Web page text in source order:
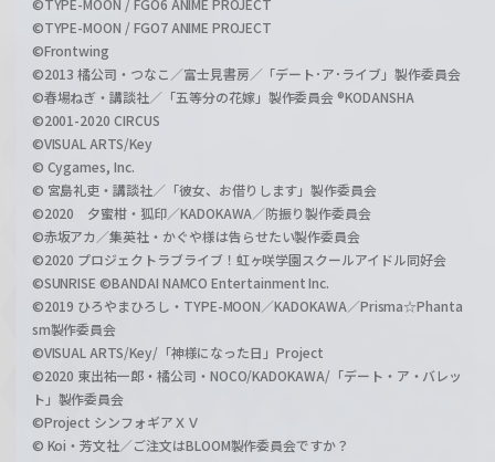
©TYPE-MOON / FGO7 ANIME PROJECT
©Frontwing
©2013 橘公司・つなこ／富士見書房／「デート･ア･ライブ」製作委員会
©春場ねぎ・講談社／「五等分の花嫁」製作委員会 ®KODANSHA
©2001-2020 CIRCUS
©VISUAL ARTS/Key
© Cygames, Inc.
© 宮島礼吏・講談社／「彼女、お借りします」製作委員会
©2020 夕蜜柑・狐印／KADOKAWA／防振り製作委員会
©赤坂アカ／集英社・かぐや様は告らせたい製作委員会
©2020 プロジェクトラブライブ！虹ヶ咲学園スクールアイドル同好会
©SUNRISE ©BANDAI NAMCO Entertainment Inc.
©2019 ひろやまひろし・TYPE-MOON／KADOKAWA／Prisma☆Phanta
sm製作委員会
©VISUAL ARTS/Key/「神様になった日」Project
©2020 東出祐一郎・橘公司・NOCO/KADOKAWA/「デート・ア・バレッ
ト」製作委員会
©Project シンフォギアＸＶ
© Koi・芳文社／ご注文はBLOOM製作委員会ですか？